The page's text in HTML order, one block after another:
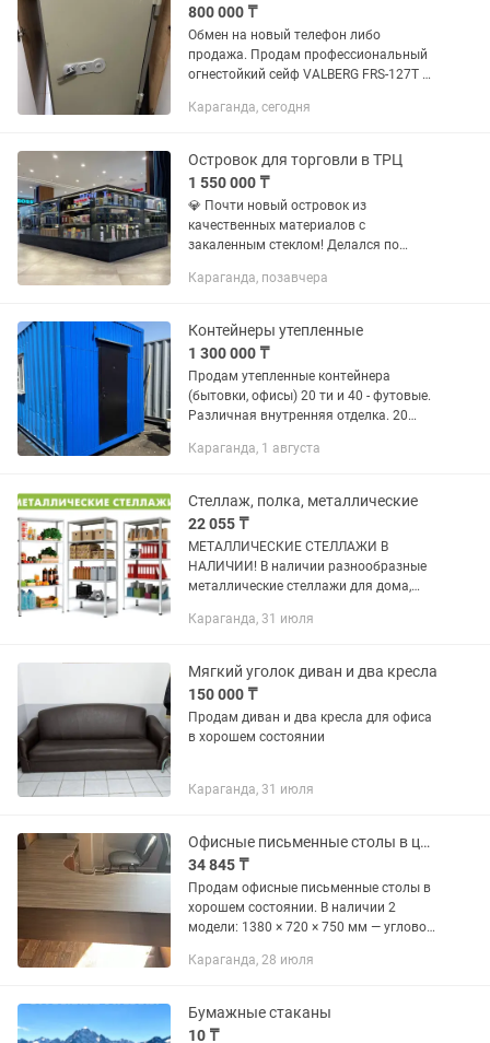
800 000 ₸
Обмен на новый телефон либо
продажа. Продам профессиональный
огнестойкий сейф VALBERG FRS-127T KL
Kaspi сейчас стоит более 1.7 млн тенге.
Караганда, сегодня
Островок для торговли в ТРЦ
1 550 000 ₸
💎 Почти новый островок из
качественных материалов с
закаленным стеклом! Делался по
Прочный, устойчивый, безопасный —
Караганда, позавчера
Контейнеры утепленные
1 300 000 ₸
Продам утепленные контейнера
(бытовки, офисы) 20 ти и 40 - футовые.
Различная внутренняя отделка. 20
2500000
Караганда, 1 августа
Стеллаж, полка, металлические
22 055 ₸
МЕТАЛЛИЧЕСКИЕ СТЕЛЛАЖИ В
НАЛИЧИИ! В наличии разнообразные
металлические стеллажи для дома,
магазина.Стелаж, стилажи, полка,
все изделия...
Караганда, 31 июля
Мягкий уголок диван и два кресла
150 000 ₸
Продам диван и два кресла для офиса
в хорошем состоянии
Караганда, 31 июля
Офисные письменные столы в цвете Вяз
34 845 ₸
Продам офисные письменные столы в
хорошем состоянии. В наличии 2
модели: 1380 × 720 × 750 мм — угловой
местом. - 39 200 тг 1180 × 720 × 755 мм
Караганда, 28 июля
Бумажные стаканы
10 ₸